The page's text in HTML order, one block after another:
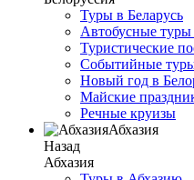
Туры в Беларусь
Автобусные
Туристические
Событийные
Новый год в
Майские
Речные круизы
Абхазия
Назад
Абхазия